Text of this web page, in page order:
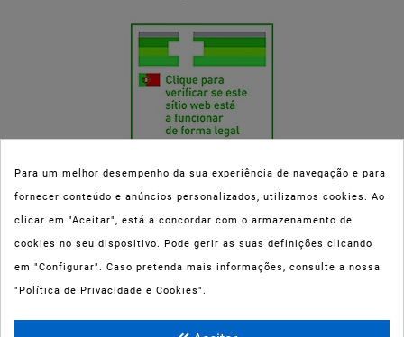
Esta parafarmácia (Farmaoli) encontra-se autorizada pelo INFARMED
(registo nº 00078/2020) para a dispensa de Medicamentos Não
Sujeitos a Receita Médica (MNSRM) e produtos de saúde e bem-estar
ao domicílio e através da internet. Os Medicamentos Não Sujeitos a
Maia, Matosinhos, Gondomar e Vila Nova de Gaia.
Para um melhor desempenho da sua experiência de navegação e para
fornecer conteúdo e anúncios personalizados, utilizamos cookies. Ao
clicar em "Aceitar", está a concordar com o armazenamento de
cookies no seu dispositivo. Pode gerir as suas definições clicando
em "Configurar". Caso pretenda mais informações, consulte a nossa
"Política de Privacidade e Cookies".